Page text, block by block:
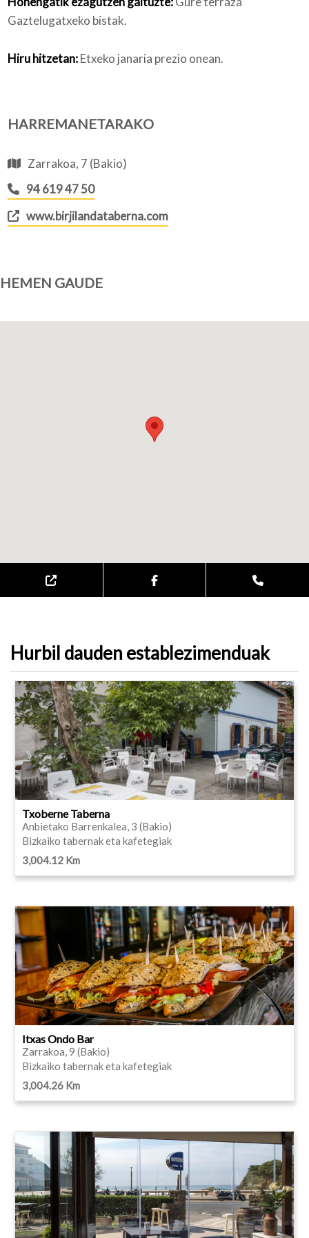
Gaztelugatxeko bistak.
Hiru hitzetan:Etxeko janaria prezio onean.
HARREMANETARAKO
Zarrakoa, 7 (Bakio)
94 619 47 50
www.birjilandataberna.com
HEMEN GAUDE
Hurbil dauden establezimenduak
Txoberne Taberna
Anbietako Barrenkalea, 3 (Bakio)
Bizkaiko tabernak eta kafetegiak
3,004.12 Km
Itxas Ondo Bar
Zarrakoa, 9 (Bakio)
Bizkaiko tabernak eta kafetegiak
3,004.26 Km